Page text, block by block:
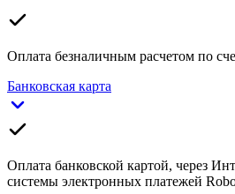
Оплата безналичным расчетом по
Банковская карта
Оплата банковской картой, через
системы электронных платежей